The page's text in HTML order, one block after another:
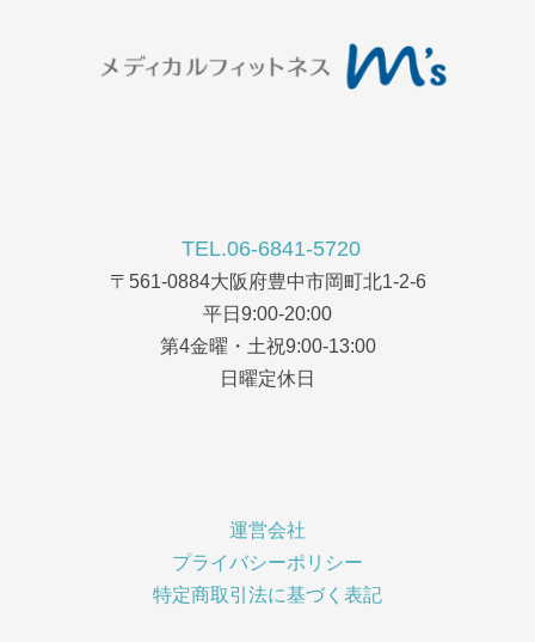
TEL.06-6841-5720
〒561-0884大阪府豊中市岡町北1-2-6
平日9:00-20:00
第4金曜・土祝9:00-13:00
日曜定休日
運営会社
プライバシーポリシー
特定商取引法に基づく表記